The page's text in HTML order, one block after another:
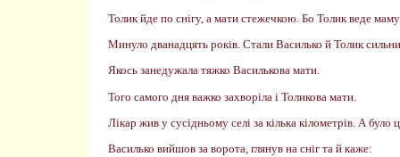
Толик йде по снігу, а мати стежечкою. Бо Толик веде
Минуло дванадцять років. Стали Василько й Толик
Якось занедужала тяжко Василькова мати.
Того самого дня важко захворіла і Толикова мати.
Лікар жив у сусідньому селі за кілька кілометрів. А було
Василько вийшов за ворота, глянув на сніг та й каже: